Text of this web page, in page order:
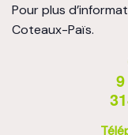
Pour plus
Coteaux-Païs.